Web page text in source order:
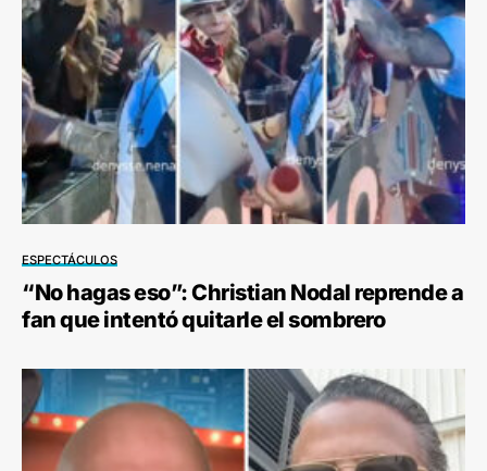
ESPECTÁCULOS
“No hagas eso”: Christian Nodal reprende a
fan que intentó quitarle el sombrero